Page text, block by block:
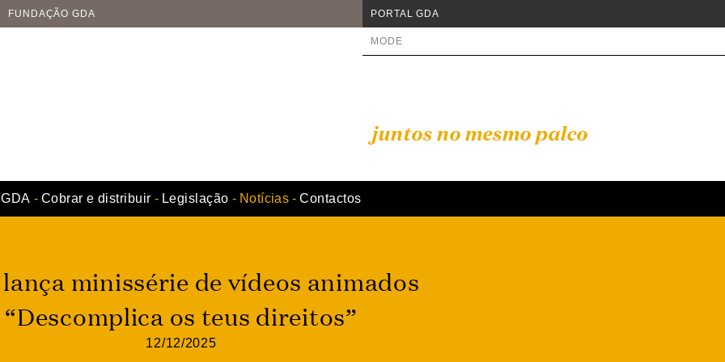
FUNDAÇÃO GDA PORTAL GDA
juntos no mesmo palco
MODE
GDA Cobrar e distribuir Legislação Notícias Contactos
minissérie de vídeos animados
“Descomplica os teus direitos”
12/12/2025